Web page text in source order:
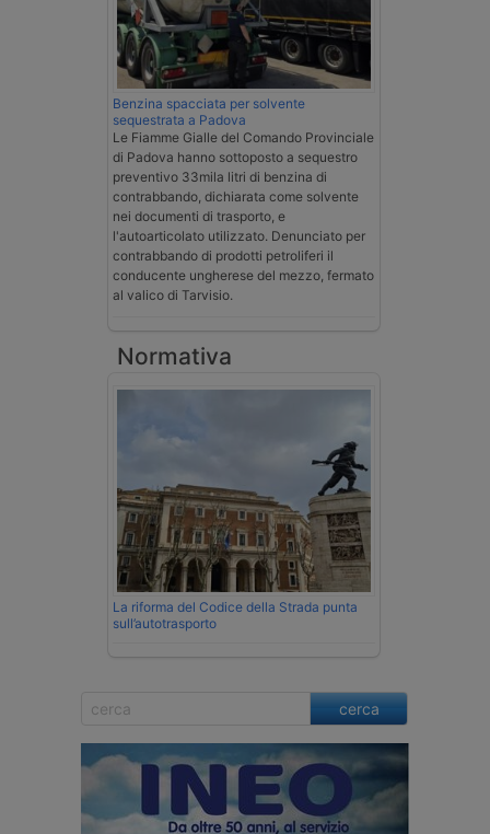
Benzina spacciata per solvente
sequestrata a Padova
Le Fiamme Gialle del Comando Provinciale
di Padova hanno sottoposto a sequestro
preventivo 33mila litri di benzina di
contrabbando, dichiarata come solvente
nei documenti di trasporto, e
l'autoarticolato utilizzato. Denunciato per
contrabbando di prodotti petroliferi il
conducente ungherese del mezzo, fermato
al valico di Tarvisio.
Normativa
La riforma del Codice della Strada punta
sull’autotrasporto
cerca